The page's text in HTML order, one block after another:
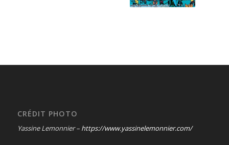
CRÉDIT PHOTO
Yassine Lemonnier – https://www.yassinelemonnier.com/